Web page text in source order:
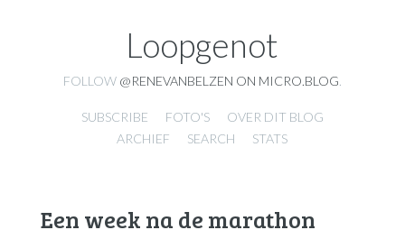
Loopgenot
FOLLOW @RENEVANBELZEN ON MICRO.BLOG
SUBSCRIBE FOTO'S
OVER DIT BLOG
ARCHIEF
SEARCH STATS
Een week na de marathon